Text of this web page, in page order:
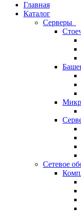
Главная
Каталог
Серверы
Сетевое